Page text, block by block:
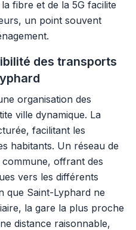
fibre et de la 5G facilite
un point souvent
des transports
organisation des
ville dynamique. La
facilitant les
habitants. Un réseau de
offrant des
vers les différents
que Saint-Lyphard ne
la gare la plus proche
distance raisonnable,